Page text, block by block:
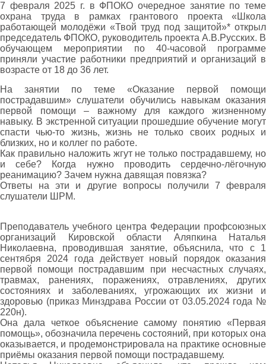
7 февраля 2025 г. в ФПОКО очередное занятие по теме
охрана труда в рамках грантового проекта «Школа
работающей молодёжи «Твой труд под защитой»* открыл
председатель ФПОКО, руководитель проекта А.В.Русских. В
обучающем мероприятии по 40-часовой программе
приняли участие работники предприятий и организаций в
возрасте от 18 до 36 лет.
На занятии по теме «Оказание первой помощи
пострадавшим» слушатели обучились навыкам оказания
первой помощи ‒ важному для каждого жизненному
навыку. В экстренной ситуации прошедшие обучение могут
спасти чью-то жизнь, жизнь не только своих родных и
близких, но и коллег по работе.
Как правильно наложить жгут не только пострадавшему, но
и себе? Когда нужно проводить сердечно-лёгочную
реанимацию? Зачем нужна давящая повязка?
Ответы на эти и другие вопросы получили 7 февраля
слушатели ШРМ.
Преподаватель учебного центра Федерации профсоюзных
организаций Кировской области Аляпкина Наталья
Николаевна, проводившая занятие, объяснила, что с 1
сентября 2024 года действует новый порядок оказания
первой помощи пострадавшим при несчастных случаях,
травмах, ранениях, поражениях, отравлениях, других
состояниях и заболеваниях, угрожающих их жизни и
здоровью (приказ Минздрава России от 03.05.2024 года №
220н).
Она дала четкое объяснение самому понятию «Первая
помощь», обозначила перечень состояний, при которых она
оказывается, и продемонстрировала на практике основные
приёмы оказания первой помощи пострадавшему.